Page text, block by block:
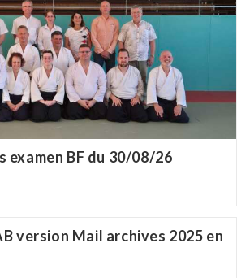
examen BF du 30/08/26
version Mail archives 2025 en